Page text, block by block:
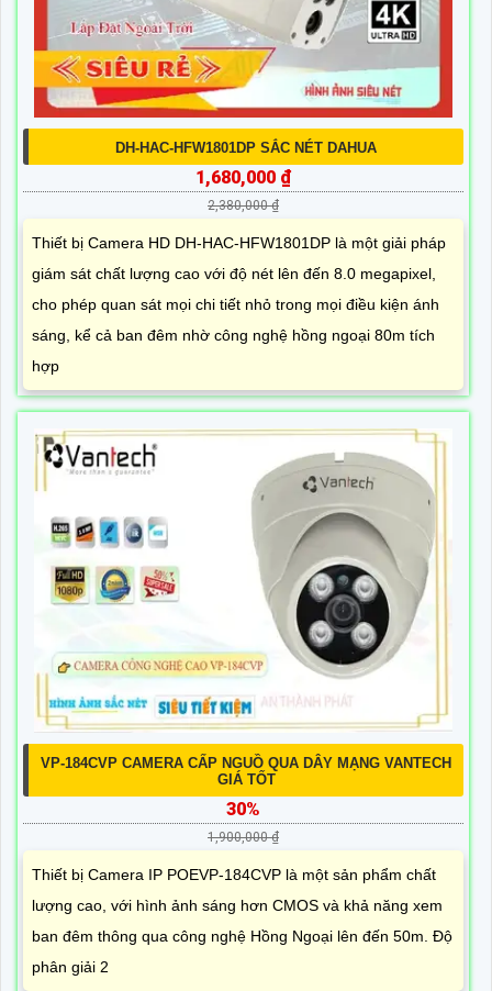
DH-HAC-HFW1801DP SẮC NÉT DAHUA
1,680,000 ₫
2,380,000 ₫
Thiết bị Camera HD DH-HAC-HFW1801DP là một giải pháp
giám sát chất lượng cao với độ nét lên đến 8.0 megapixel,
cho phép quan sát mọi chi tiết nhỏ trong mọi điều kiện ánh
sáng, kể cả ban đêm nhờ công nghệ hồng ngoại 80m tích
hợp
VP-184CVP CAMERA CẤP NGUỒ QUA DÂY MẠNG VANTECH
GIÁ TỐT
30%
1,900,000 ₫
Thiết bị Camera IP POEVP-184CVP là một sản phẩm chất
lượng cao, với hình ảnh sáng hơn CMOS và khả năng xem
ban đêm thông qua công nghệ Hồng Ngoại lên đến 50m. Độ
phân giải 2